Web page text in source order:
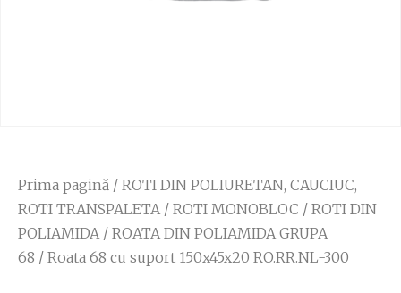
Prima pagină / ROTI DIN POLIURETAN, CAUCIUC,
ROTI TRANSPALETA/ ROTI MONOBLOC / ROTI DIN
POLIAMIDA/ ROATA DIN POLIAMIDA GRUPA
68 / Roata 68 cu suport 150x45x20 RO.RR.NL-300